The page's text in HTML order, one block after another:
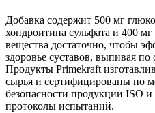
Добавка содержит 500 мг
хондроитина сульфата и 400
вещества достаточно, чтобы
здоровье суставов, выпивая по
Продукты Primekraft
сырья и сертифицированы по
безопасности продукции ISO
протоколы испытаний.